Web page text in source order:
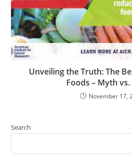
Unveiling the Truth: The
Foods – Myth
November 17,
Search